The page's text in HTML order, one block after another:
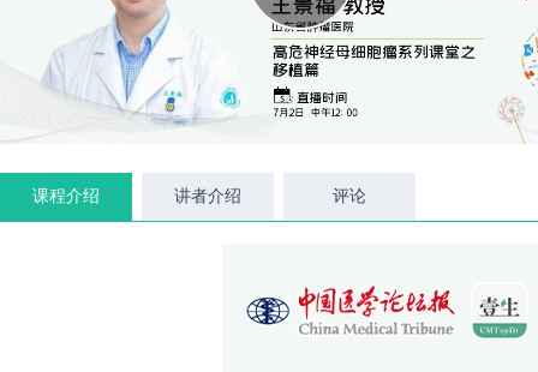
课程介绍 讲者介绍 评论